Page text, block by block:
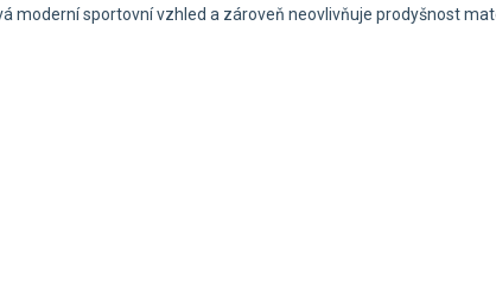
moderní sportovní vzhled a zároveň neovlivňuje prodyšnost